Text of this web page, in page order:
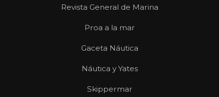
Revista General de Marina
Proa a la mar
Gaceta Náutica
Náutica y Yates
Skippermar